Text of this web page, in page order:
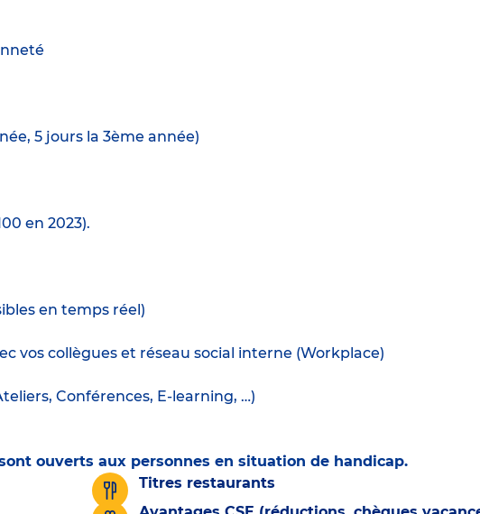
5 jours la 3ème année)
en 2023).
en temps réel)
vos collègues et réseau social interne (Workplace)
Conférences, E-learning, …)
ouverts aux personnes en situation de handicap.
Titres restaurants